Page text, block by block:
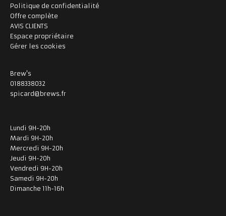
Politique de confidentialité
Offre complète
AVIS CLIENTS
Espace propriétaire
Gérer les cookies
Brew's
0188338032
spicard@brews.fr
Lundi 9H-20h
Mardi 9H-20h
Mercredi 9H-20h
Jeudi 9H-20h
Vendredi 9H-20h
Samedi 9H-20h
Dimanche 11h-16h